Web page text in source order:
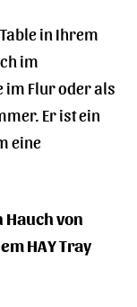
in Ihrem
im
im Flur oder als
Er ist ein
eine
Hauch von
HAY Tray